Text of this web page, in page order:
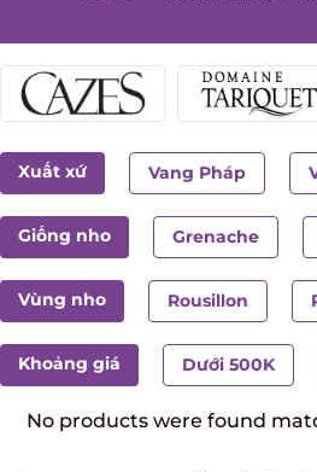
Xuất xứ Vang Pháp
Giống nho Grenache
Vùng nho Rousillon
Khoảng giá Dưới 500K
No products were found